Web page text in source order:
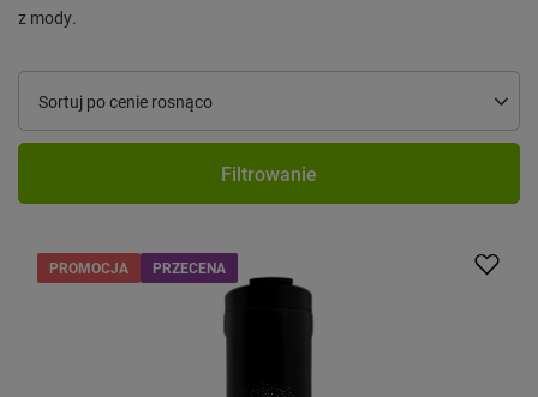
z mody.
Zmień sortowanie
Sortuj po cenie rosnąco
Filtrowanie
PROMOCJA PRZECENA